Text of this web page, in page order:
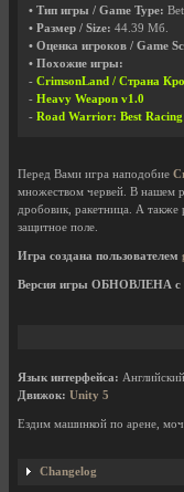
• Тип игры / Game Type:
• Размер / Size: 44.39 Мб.
• Оценка игроков / Game
• Похожие игры:
- CrimsonLand / Страна
- Heavy Weapon v1.0
- Road Warrior: Best Racing
Перед Вами игра наподобие
множеством червей. В нашем
дробовик, ракетница. А также
защитное поле.
Игра создана пользователем
Версия игры ОБНОВЛЕНА с
Язык интерфейса: Английский
Движок: Unity 5
Ездим машинкой по арене,
Changelog